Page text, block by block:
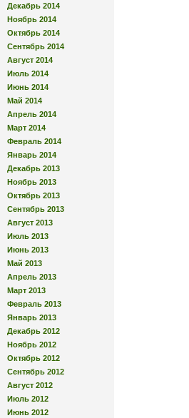
Декабрь 2014
Ноябрь 2014
Октябрь 2014
Сентябрь 2014
Август 2014
Июль 2014
Июнь 2014
Май 2014
Апрель 2014
Март 2014
Февраль 2014
Январь 2014
Декабрь 2013
Ноябрь 2013
Октябрь 2013
Сентябрь 2013
Август 2013
Июль 2013
Июнь 2013
Май 2013
Апрель 2013
Март 2013
Февраль 2013
Январь 2013
Декабрь 2012
Ноябрь 2012
Октябрь 2012
Сентябрь 2012
Август 2012
Июль 2012
Июнь 2012